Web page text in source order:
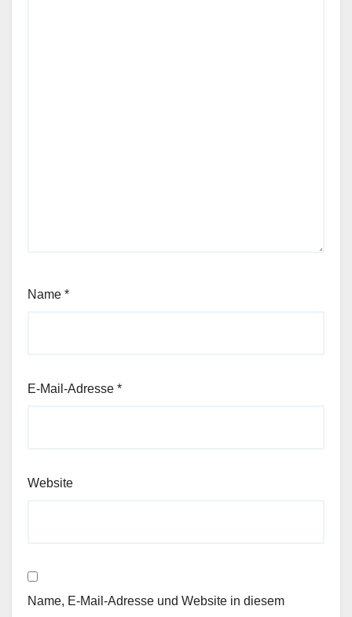
Name *
E-Mail-Adresse *
Website
Name, E-Mail-Adresse und Website in diesem